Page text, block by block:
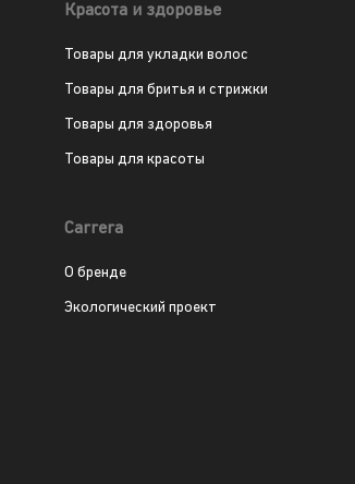
Красота и здоровье
Товары для укладки волос
Товары для бритья и стрижки
Товары для здоровья
Товары для красоты
Carrera
О бренде
Экологический проект